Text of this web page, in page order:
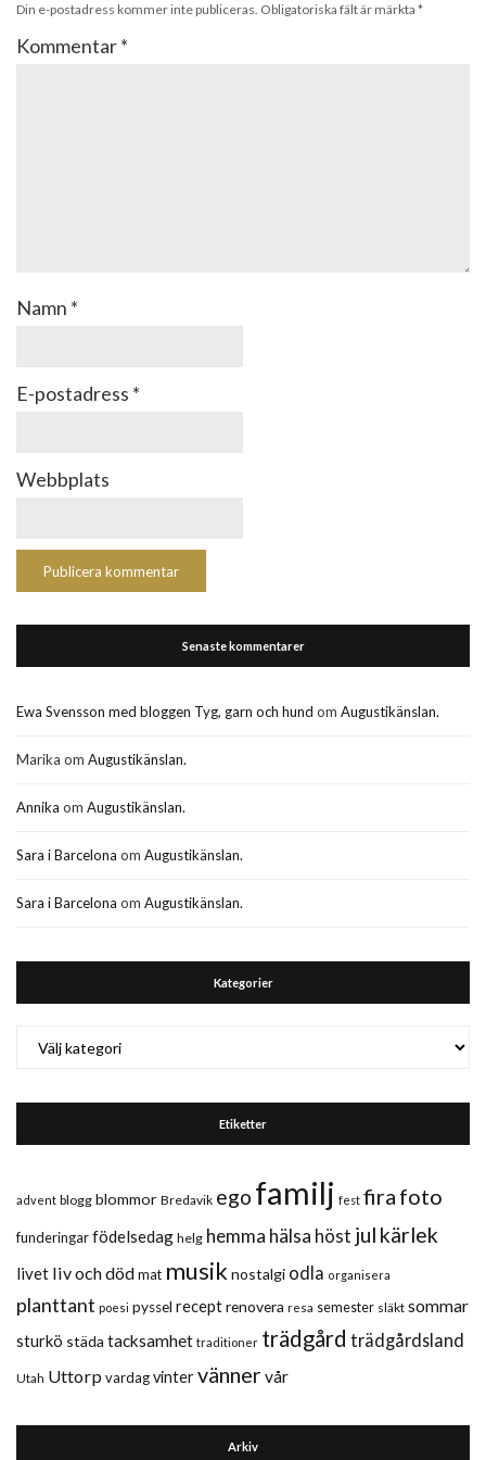
Din e-postadress kommer inte publiceras. Obligatoriska fält är märkta *
Kommentar*
Namn *
E-postadress *
Webbplats
Senaste kommentarer
Ewa Svensson med bloggen Tyg, garn och hund om Augustikänslan.
Marika om Augustikänslan.
Annika om Augustikänslan.
Sara i Barcelona om Augustikänslan.
Sara i Barcelona om Augustikänslan.
Kategorier
Etiketter
advent blogg blommor Bredavik ego familj fest fira foto
funderingarfödelsedag helg hemma hälsa höst jul kärlek
livet liv och dödmat musiknostalgi odla organisera
planttant poesi pyssel receptrenovera resa semester släkt sommar
sturkö städa tacksamhet traditioner trädgård trädgårdsland
Utah Uttorp vardagvintervänner vår
Arkiv